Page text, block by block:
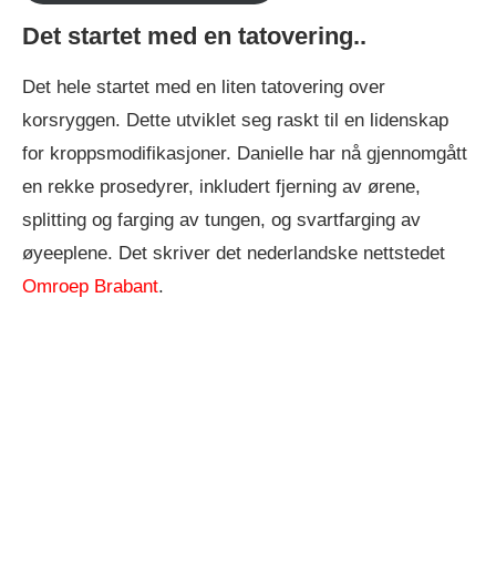
Det startet med en tatovering..
Det hele startet med en liten tatovering over
korsryggen. Dette utviklet seg raskt til en lidenskap
for kroppsmodifikasjoner. Danielle har nå gjennomgått
en rekke prosedyrer, inkludert fjerning av ørene,
splitting og farging av tungen, og svartfarging av
øyeeplene. Det skriver det nederlandske nettstedet
Omroep Brabant.